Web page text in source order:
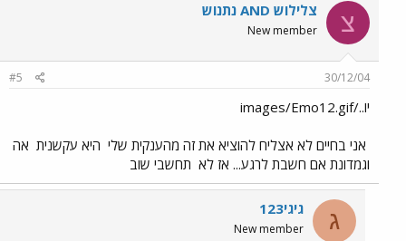
צ צלילוש AND נתנוש
New member
30/12/04
#5
יו../images/Emo12.gif
אני בחיים לא אצליח להוציא את זה מהענקית שלי היא עקשנית אה
וגמדונת אם חשבת לרגע... אז לא תחשבי שוב
ג גיגי123
New member